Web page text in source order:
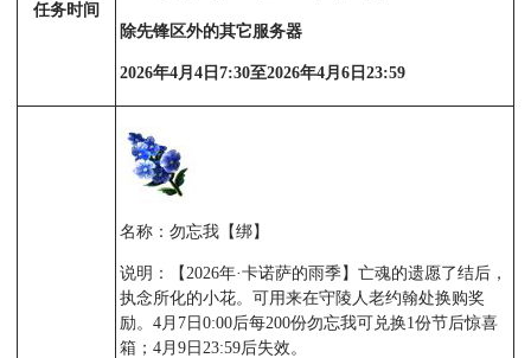
任务时间
除先锋区外的其它服务器
2026年4月4日7:30至2026年4月6日23:59
名称：勿忘我【绑】
说明：【2026年·卡诺萨的雨季】亡魂的遗愿了结后，
执念所化的小花。可用来在守陵人老约翰处换购奖
励。4月7日0:00后每200份勿忘我可兑换1份节后惊喜
箱；4月9日23:59后失效。